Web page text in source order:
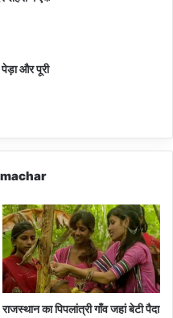
और पूरी
राजस्थान का पिपलांत्री गाँव जहां बेटी पैदा